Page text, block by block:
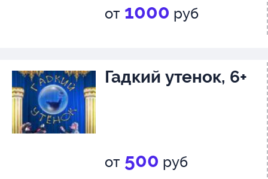
от 1000 руб
Гадкий утенок, 6+
от 500 руб